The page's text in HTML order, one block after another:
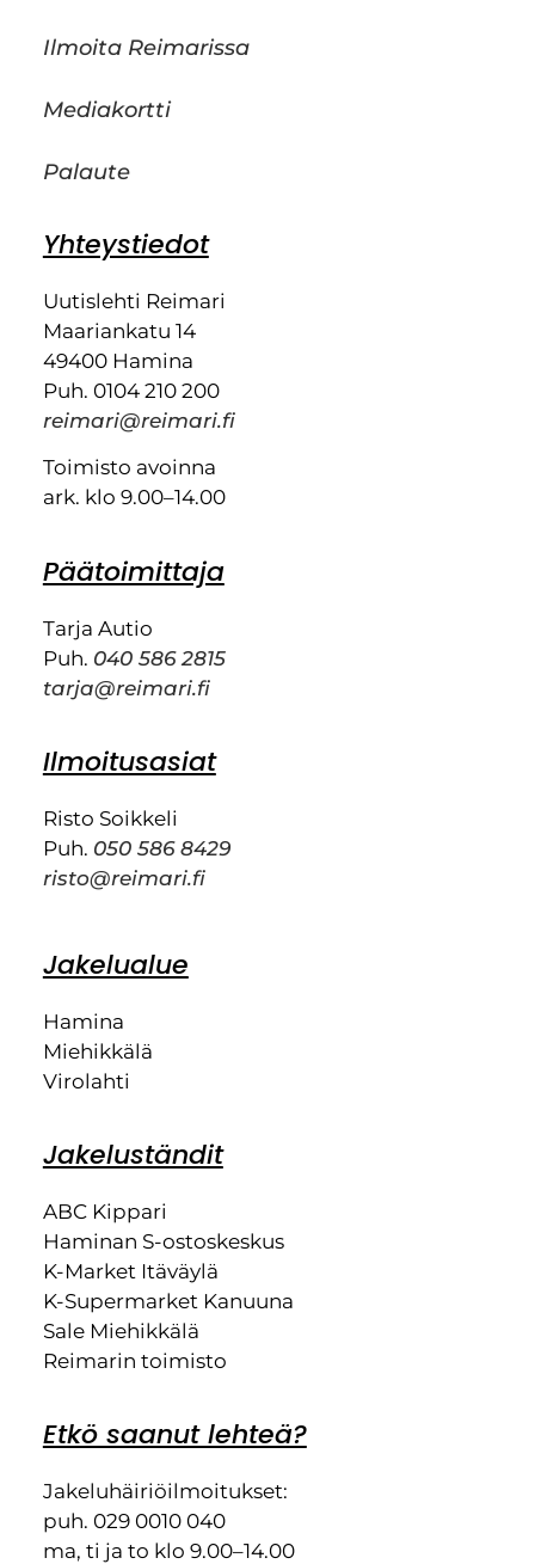
Ilmoita Reimarissa
Mediakortti
Palaute
Yhteystiedot
Uutislehti Reimari
Maariankatu 14
49400 Hamina
Puh. 0104 210 200
reimari@reimari.fi
Toimisto avoinna
ark. klo 9.00–14.00
Päätoimittaja
Tarja Autio
Puh. 040 586 2815
tarja@reimari.fi
Ilmoitusasiat
Risto Soikkeli
Puh. 050 586 8429
risto@reimari.fi
Jakelualue
Hamina
Miehikkälä
Virolahti
Jakeluständit
ABC Kippari
Haminan S-ostoskeskus
K-Market Itäväylä
K-Supermarket Kanuuna
Sale Miehikkälä
Reimarin toimisto
Etkö saanut lehteä?
Jakeluhäiriöilmoitukset:
puh. 029 0010 040
ma, ti ja to klo 9.00–14.00